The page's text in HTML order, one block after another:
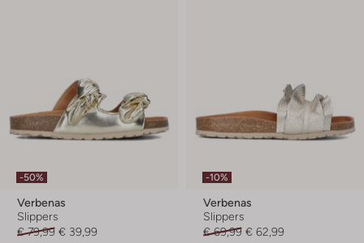
-50%
Verbenas
Slippers
€ 79,99 € 39,99
-10%
Verbenas
Slippers
€ 69,99 € 62,99